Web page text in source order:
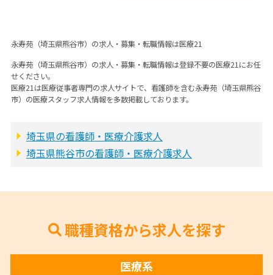
永寿苑（埼玉県熊谷市）の求人・募集・転職情報は医療21
永寿苑（埼玉県熊谷市）の求人・募集・転職情報は登録不要の医療21にお任
せください。
医療21は医療従事者専門の求人サイトで、看護師を含む永寿苑（埼玉県熊谷
市）の医療スタッフ求人情報を多数掲載しております。
埼玉県の看護師・医療介護求人
埼玉県熊谷市の看護師・医療介護求人
職種資格から求人を探す
医療系